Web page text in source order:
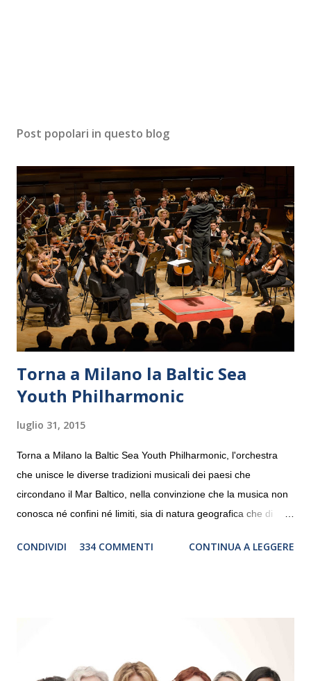
Post popolari in questo blog
Torna a Milano la Baltic Sea
Youth Philharmonic
luglio 31, 2015
Torna a Milano la Baltic Sea Youth Philharmonic, l'orchestra
che unisce le diverse tradizioni musicali dei paesi che
circondano il Mar Baltico, nella convinzione che la musica non
conosca né confini né limiti, sia di natura geografica che di
debutterà il 10 settembre a Heiden, in Germania, e toccherà, in
“Settembre dell’Accademia” dove si esibirà per il secondo anno
CONDIVIDI 334 COMMENTI CONTINUA A LEGGERE